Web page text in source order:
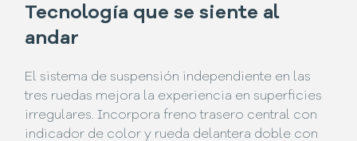
Tecnología que se siente al
andar
El sistema de suspensión independiente en las
tres ruedas mejora la experiencia en superficies
irregulares. Incorpora freno trasero central con
indicador de color y rueda delantera doble con